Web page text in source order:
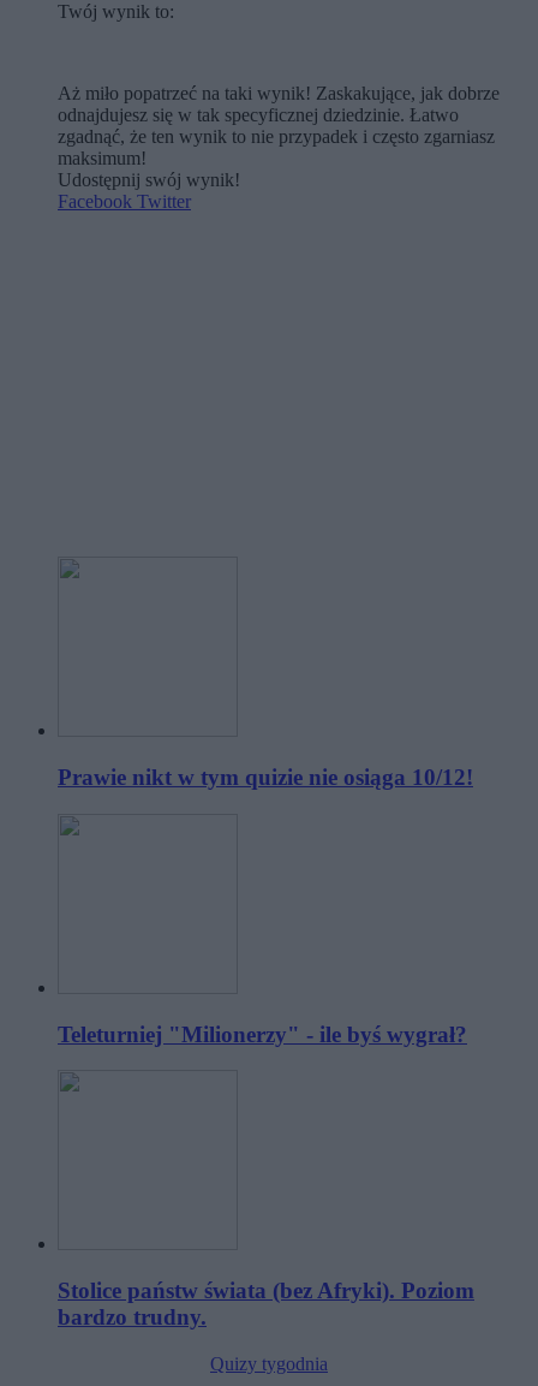
Twój wynik to:
Aż miło popatrzeć na taki wynik! Zaskakujące, jak dobrze
odnajdujesz się w tak specyficznej dziedzinie. Łatwo
zgadnąć, że ten wynik to nie przypadek i często zgarniasz
maksimum!
Udostępnij swój wynik!
Facebook Twitter
Prawie nikt w tym quizie nie osiąga 10/12!
Teleturniej "Milionerzy" - ile byś wygrał?
Stolice państw świata (bez Afryki). Poziom
bardzo trudny.
Quizy tygodnia